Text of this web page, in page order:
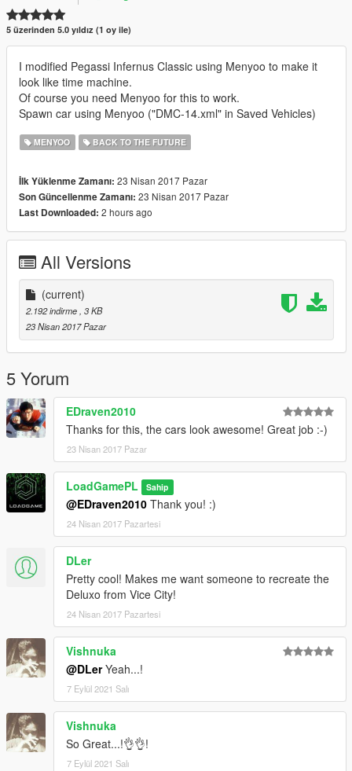
5 üzerinden 5.0 yıldız (1 oy ile)
I modified Pegassi Infernus Classic using Menyoo to make it
look like time machine.
Of course you need Menyoo for this to work.
Spawn car using Menyoo ("DMC-14.xml" in Saved Vehicles)
MENYOO BACK TO THE FUTURE
İlk Yüklenme Zamanı: 23 Nisan 2017 Pazar
Son Güncellenme Zamanı: 23 Nisan 2017 Pazar
Last Downloaded: 2 hours ago
All Versions
(current)
2.192 indirme , 3 KB
23 Nisan 2017 Pazar
5 Yorum
EDraven2010
Thanks for this, the cars look awesome! Great job :-)
23 Nisan 2017 Pazar
LoadGamePL Sahip
@EDraven2010 Thank you! :)
24 Nisan 2017 Pazartesi
DLer
Pretty cool! Makes me want someone to recreate the
Deluxo from Vice City!
24 Nisan 2017 Pazartesi
Vishnuka
@DLerYeah...!
7 Eylül 2021 Salı
Vishnuka
So Great...!👌👌!
7 Eylül 2021 Salı